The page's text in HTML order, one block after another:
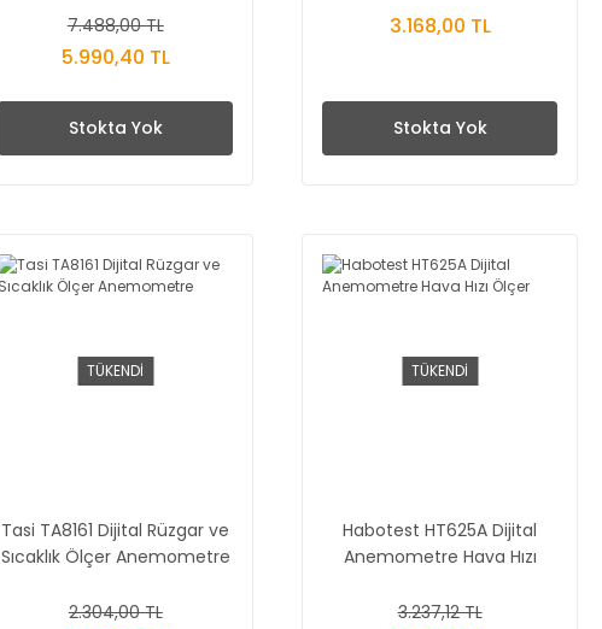
7.488,00 TL
5.990,40 TL
Stokta Yok
3.168,00 TL
Stokta Yok
TÜKENDİ
Tasi TA8161 Dijital Rüzgar ve
Sıcaklık Ölçer Anemometre
2.304,00 TL
TÜKENDİ
Habotest HT625A Dijital
Anemometre Hava Hızı
3.237,12 TL